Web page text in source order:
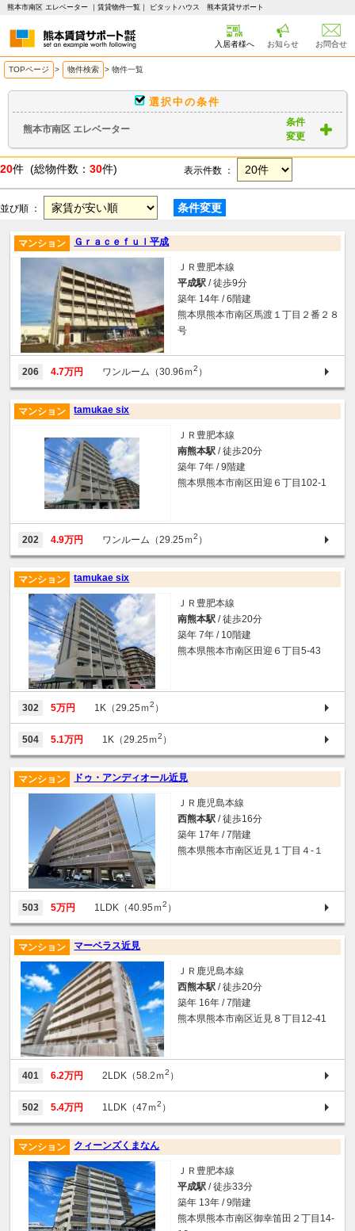
熊本市南区 エレベーター ｜賃貸物件一覧｜ ピタットハウス 熊本賃貸サポート
入居者様へ お知らせ お問合せ
TOPページ > 物件検索 > 物件一覧
選択中の条件
熊本市南区 エレベーター
条件
変更
20件 (総物件数： 30件) 表示件数 ：
並び順 ： 条件変更
Ｇｒａｃｅｆｕｌ平成
マンション
ＪＲ豊肥本線
平成駅 / 徒歩9分
築年 14年 / 6階建
熊本県熊本市南区馬渡１丁目２番２８
号
206 4.7万円 ワンルーム（30.96ｍ2 ）
tamukae six
マンション
ＪＲ豊肥本線
南熊本駅 / 徒歩20分
築年 7年 / 9階建
熊本県熊本市南区田迎６丁目102-1
202 4.9万円 ワンルーム（29.25ｍ2 ）
tamukae six
マンション
ＪＲ豊肥本線
南熊本駅 / 徒歩20分
築年 7年 / 10階建
熊本県熊本市南区田迎６丁目5-43
302 5万円 1K（29.25ｍ2 ）
504 5.1万円 1K（29.25ｍ2 ）
ドゥ・アンディオール近見
マンション
ＪＲ鹿児島本線
西熊本駅 / 徒歩16分
築年 17年 / 7階建
熊本県熊本市南区近見１丁目４-１
503 5万円 1LDK（40.95ｍ2 ）
マーベラス近見
マンション
ＪＲ鹿児島本線
西熊本駅 / 徒歩20分
築年 16年 / 7階建
熊本県熊本市南区近見８丁目12-41
401 6.2万円 2LDK（58.2ｍ2 ）
502 5.4万円 1LDK（47ｍ2 ）
クィーンズくまなん
マンション
ＪＲ豊肥本線
平成駅 / 徒歩33分
築年 13年 / 9階建
熊本県熊本市南区御幸笛田２丁目14-